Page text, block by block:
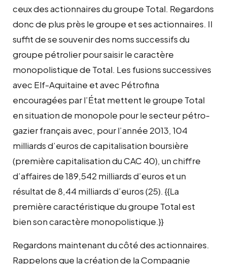
ceux des actionnaires du groupe Total. Regardons
donc de plus près le groupe et ses actionnaires. Il
suffit de se souvenir des noms successifs du
groupe pétrolier pour saisir le caractère
monopolistique de Total. Les fusions successives
avec Elf-Aquitaine et avec Pétrofina
encouragées par l’État mettent le groupe Total
en situation de monopole pour le secteur pétro-
gazier français avec, pour l’année 2013, 104
milliards d’euros de capitalisation boursière
(première capitalisation du CAC 40), un chiffre
d’affaires de 189,542 milliards d’euros et un
résultat de 8,44 milliards d’euros (25). {{La
première caractéristique du groupe Total est
bien son caractère monopolistique.}}
Regardons maintenant du côté des actionnaires.
Rappelons que la création de la Compagnie